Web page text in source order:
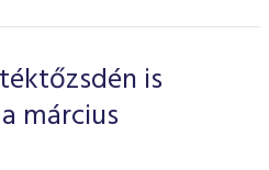
is
március